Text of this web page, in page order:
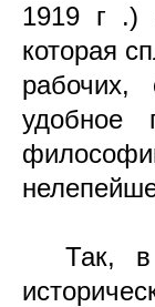
1919 г .)
которая
рабочих,
удобное
Так, в